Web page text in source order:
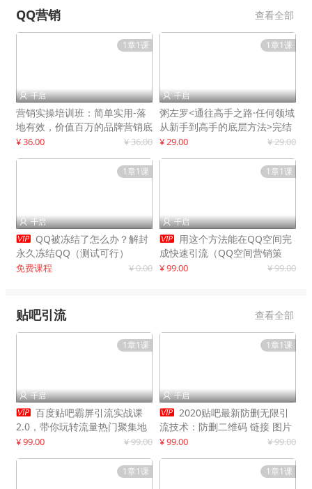
QQ营销 查看全部
1章1课
 千启
营销实操培训班：简单实用-落
地有效，价值百万的品牌营销底
层逻辑
¥ 36.00 ¥ 36.00
1章1课
 千启
粥左罗<通往高手之路·任何领域
从新手到高手的底层方法>完结
¥ 29.00 ¥ 29.00
1章1课
 千启
 QQ被冻结了怎么办？解封
永久冻结QQ（测试可行）
免费课程 ¥ 0.00
1章1课
 千启
 用这个方法能在QQ空间完
成快速引流（QQ空间营销策
略）
¥ 99.00 ¥ 99.00
贴吧引流 查看全部
1章1课
 千启
 百度贴吧霸屏引流实战课
2.0，带你玩转流量热门聚集地
¥ 99.00 ¥ 99.00
1章1课
 千启
 2020贴吧最新防删无限引
流技术：防删二维码 链接 图片
制作
¥ 99.00 ¥ 99.00
1章1课 1章1课